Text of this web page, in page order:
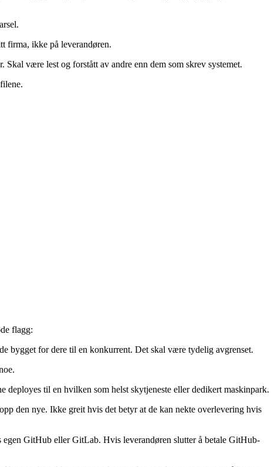
firma, ikke på leverandøren.
være lest og forstått av andre enn dem som skrev systemet.
flagg:
bygget for dere til en konkurrent. Det skal være tydelig avgrenset.
deployes til en hvilken som helst skytjeneste eller dedikert maskinpark.
den nye. Ikke greit hvis det betyr at de kan nekte overlevering hvis
GitHub eller GitLab. Hvis leverandøren slutter å betale GitHub-